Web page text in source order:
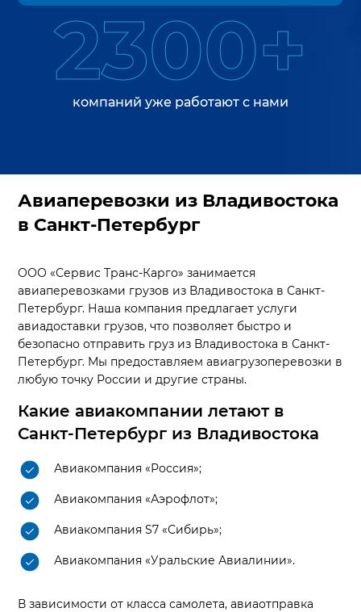
2300+
компаний уже работают с нами
Авиаперевозки из Владивостока
в Санкт-Петербург
ООО «Сервис Транс-Карго» занимается
авиаперевозками грузов из Владивостока в Санкт-
Петербург. Наша компания предлагает услуги
авиадоставки грузов, что позволяет быстро и
безопасно отправить груз из Владивостока в Санкт-
Петербург. Мы предоставляем авиагрузоперевозки в
любую точку России и другие страны.
Какие авиакомпании летают в
Санкт-Петербург из Владивостока
Авиакомпания «Россия»;
Авиакомпания «Аэрофлот»;
Авиакомпания S7 «Сибирь»;
Авиакомпания «Уральские Авиалинии».
В зависимости от класса самолета, авиаотправка